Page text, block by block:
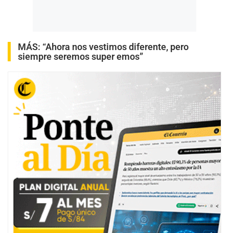
MÁS: “Ahora nos vestimos diferente, pero
siempre seremos super emos”